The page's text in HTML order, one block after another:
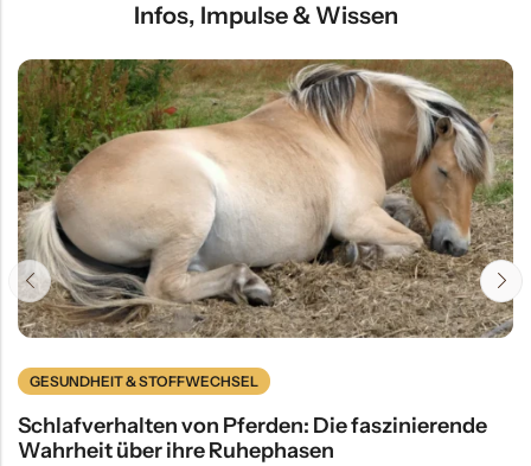
Infos, Impulse & Wissen
GESUNDHEIT & STOFFWECHSEL
Schlafverhalten von Pferden: Die faszinierende
Wahrheit über ihre Ruhephasen